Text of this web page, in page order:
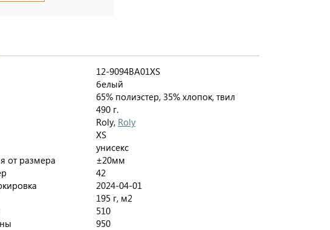
12-9094BA01XS
белый
65% полиэстер, 35% хлопок, твил
490 г.
Roly, Roly
XS
унисекс
от размера
±20мм
42
2024-04-01
195 г, м2
510
950